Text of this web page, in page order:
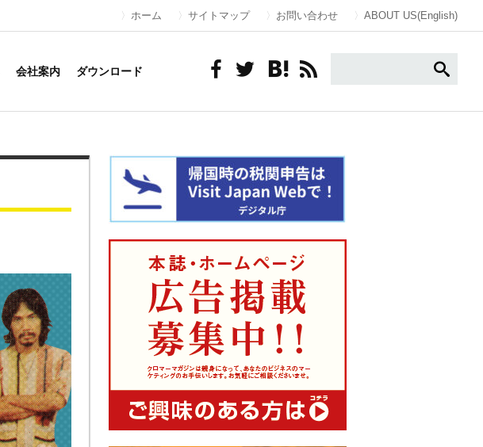
ホーム サイトマップ お問い合わせ ABOUT US(English)
会社案内 ダウンロード